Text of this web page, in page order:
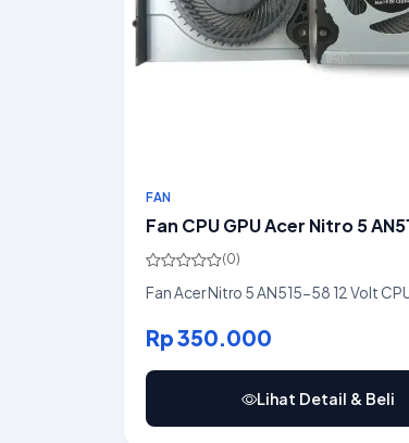
FAN
Fan CPU GPU Acer Nitro 5
(0)
Fan Acer Nitro 5 AN515-58 12 Volt CPU
Rp 350.000
Lihat Detail & Beli